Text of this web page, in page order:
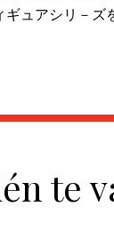
ュアシリ－ズ
te